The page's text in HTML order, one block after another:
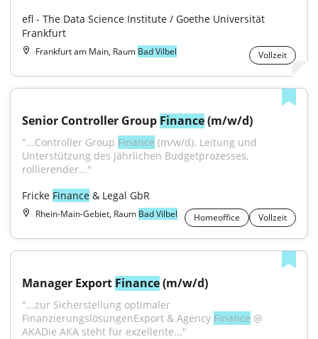
efl - The Data Science Institute / Goethe Universität
Frankfurt
Frankfurt am Main, Raum Bad Vilbel Vollzeit
Senior Controller Group Finance (m/w/d)
"...Controller Group Finance (m/w/d). Leitung und
Unterstützung des jährlichen Budgetprozesses,
rollierender..."
Fricke Finance & Legal GbR
Rhein-Main-Gebiet, Raum Bad Vilbel Homeoffice Vollzeit
Manager Export Finance (m/w/d)
"...zur Sicherstellung optimaler
FinanzierungslösungenExport & Agency Finance @
AKADie AKA steht für exzellente..."